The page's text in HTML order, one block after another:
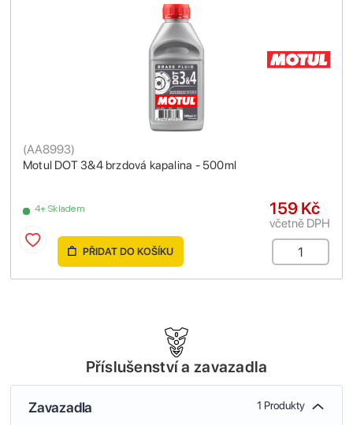
Motul DOT 3&4 brzdová kapalina - 500ml
(AA8993)
4+ Skladem 159 Kč
včetně DPH
PŘIDAT DO KOŠÍKU
Příslušenství a zavazadla
Zavazadla 1 Produkty